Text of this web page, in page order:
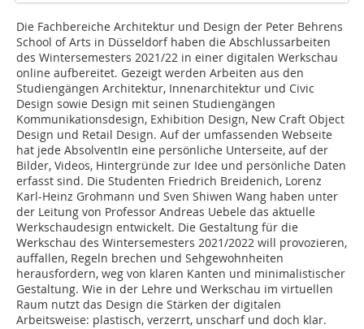
Die Fachbereiche Architektur und Design der Peter Behrens
School of Arts in Düsseldorf haben die Abschlussarbeiten
des Wintersemesters 2021/22 in einer digitalen Werkschau
online aufbereitet. Gezeigt werden Arbeiten aus den
Studiengängen Architektur, Innenarchitektur und Civic
Design sowie Design mit seinen Studiengängen
Kommunikationsdesign, Exhibition Design, New Craft Object
Design und Retail Design. Auf der umfassenden Webseite
hat jede AbsolventIn eine persönliche Unterseite, auf der
Bilder, Videos, Hintergründe zur Idee und persönliche Daten
erfasst sind. Die Studenten Friedrich Breidenich, ­Lorenz
Karl-Heinz Grohmann und Sven Shiwen Wang haben unter
der Leitung von Professor Andreas ­Uebele das aktuelle
Werkschaudesign entwickelt. Die Gestaltung für die
Werkschau des Wintersemesters 2021/2022 will provozieren,
auffallen, Regeln brechen und Sehgewohnheiten
herausfordern, weg von klaren Kanten und minimalistischer
Gestaltung. Wie in der Lehre und Werkschau im virtuellen
Raum nutzt das Design die Stärken der digitalen
Arbeitsweise: plastisch, verzerrt, unscharf und doch klar.